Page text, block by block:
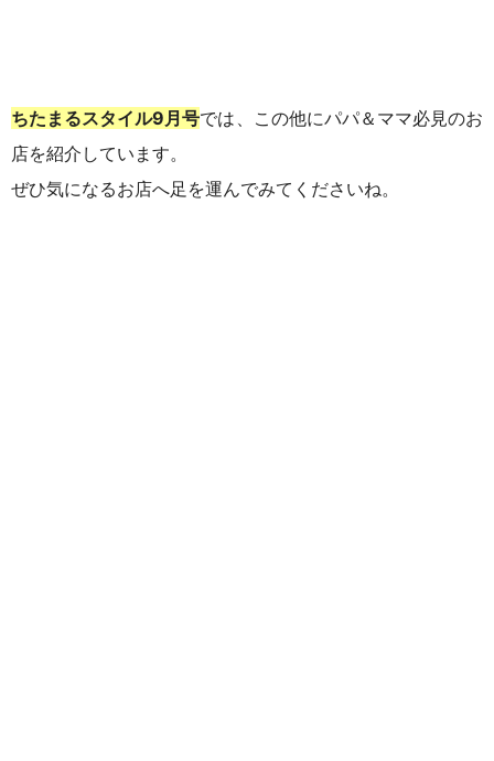
ちたまるスタイル9 月号では、この他にパパ＆ママ必見のお
店を紹介しています。
ぜひ気になるお店へ足を運んでみてくださいね。